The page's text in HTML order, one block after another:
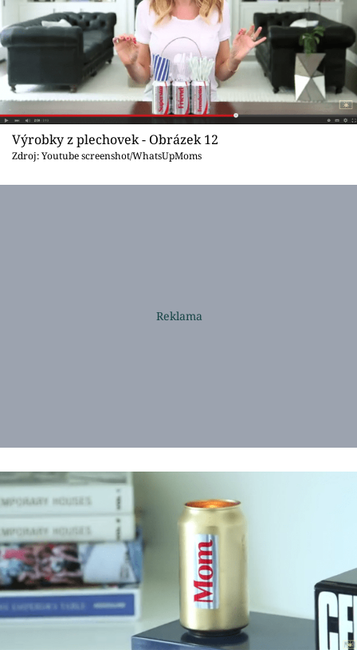
Výrobky z plechovek - Obrázek 12
Zdroj: Youtube screenshot/WhatsUpMoms